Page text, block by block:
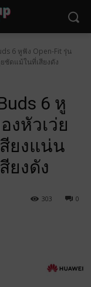
6 หูฟัง Open-Fit รุ่น
ชัดแม้ในที่เสียงดัง
6 หู
งหัวเว่ย
ยงแน่น
ยงดัง
0
303